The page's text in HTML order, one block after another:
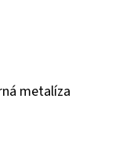
metalíza